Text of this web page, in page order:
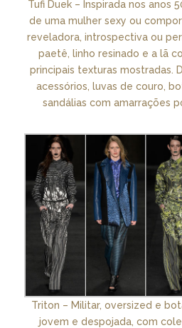
Tufi Duek – Inspirada nos anos
de uma mulher sexy ou
reveladora, introspectiva ou
paetê, linho resinado e a lã
principais texturas mostradas.
acessórios, luvas de couro,
sandálias com amarrações
Triton – Militar, oversized e
jovem e despojada, com